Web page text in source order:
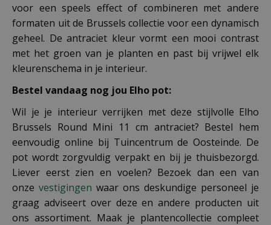
voor een speels effect of combineren met andere
formaten uit de Brussels collectie voor een dynamisch
geheel. De antraciet kleur vormt een mooi contrast
met het groen van je planten en past bij vrijwel elk
kleurenschema in je interieur.
Bestel vandaag nog jou Elho pot:
Wil je je interieur verrijken met deze stijlvolle Elho
Brussels Round Mini 11 cm antraciet? Bestel hem
eenvoudig online bij Tuincentrum de Oosteinde. De
pot wordt zorgvuldig verpakt en bij je thuisbezorgd.
Liever eerst zien en voelen? Bezoek dan een van
onze vestigingen waar ons deskundige personeel je
graag adviseert over deze en andere producten uit
ons assortiment. Maak je plantencollectie compleet